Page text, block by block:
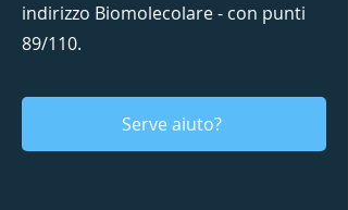
indirizzo Biomolecolare - con punti
89/110.
Serve aiuto?